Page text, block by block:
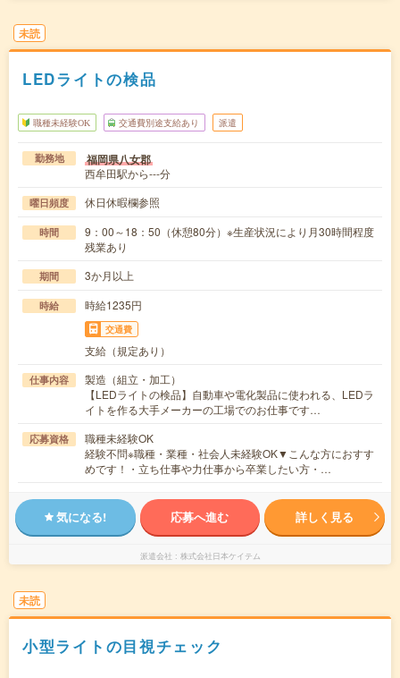
未読
LEDライトの検品
職種未経験OK 交通費別途支給あり 派遣
勤務地 福岡県八女郡
西牟田駅から---分
曜日頻度 休日休暇欄参照
時間
9：00～18：50（休憩80分）※生産状況により月30時間程度
残業あり
期間 3か月以上
時給 時給1235円
交通費
支給（規定あり）
仕事内容
製造（組立・加工）
【LEDライトの検品】自動車や電化製品に使われる、LEDラ
イトを作る大手メーカーの工場でのお仕事です…
応募資格
職種未経験OK
経験不問※職種・業種・社会人未経験OK▼こんな方におすす
めです！・立ち仕事や力仕事から卒業したい方・…
気になる! 応募へ進む 詳しく見る
派遣会社 株式会社日本ケイテム
未読
小型ライトの目視チェック